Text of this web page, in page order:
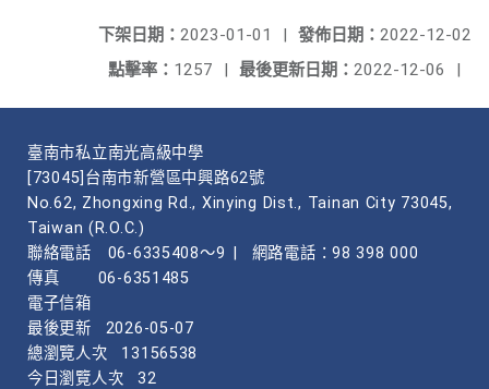
發佈日期： 2022-12-02
下架日期： 2023-01-01
|
最後更新日期： 2022-12-06 |
點擊率： 1257 |
臺南市私立南光高級中學
[73045]台南市新營區中興路62號
No.62, Zhongxing Rd., Xinying Dist., Tainan City 73045,
Taiwan (R.O.C.)
聯絡電話
06-6335408～9
網路電話：98 398 000
傳真
06-6351485
電子信箱
最後更新
2026-05-07
總瀏覽人次
13156538
今日瀏覽人次
32